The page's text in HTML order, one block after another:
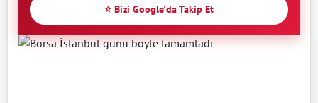
⭐ Bizi Google'da Takip Et